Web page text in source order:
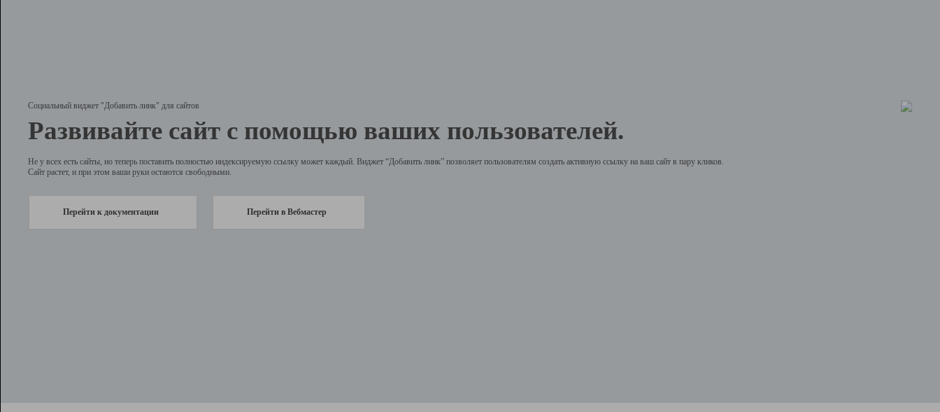
Социальный виджет "Добавить линк" для сайтов
Развивайте сайт с помощью ваших пользователей.
Не у всех есть сайты, но теперь поставить полностью индексируемую ссылку может каждый. Виджет “Добавить линк” позволяет пользователям создать активную ссылку на ваш сайт в пару кликов.
Сайт растет, и при этом ваши руки остаются свободными.
Перейти к документации Перейти в Вебмастер